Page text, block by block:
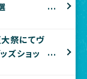
大祭にてヴ
ズショッ